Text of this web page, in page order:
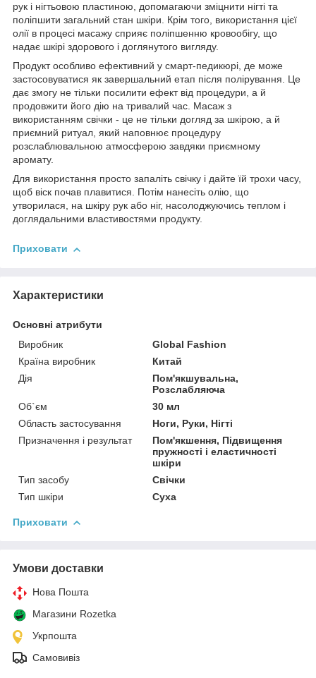
рук і нігтьовою пластиною, допомагаючи зміцнити нігті та
поліпшити загальний стан шкіри. Крім того, використання цієї
олії в процесі масажу сприяє поліпшенню кровообігу, що
надає шкірі здорового і доглянутого вигляду.
Продукт особливо ефективний у смарт-педикюрі, де може
застосовуватися як завершальний етап після полірування. Це
дає змогу не тільки посилити ефект від процедури, а й
продовжити його дію на тривалий час. Масаж з
використанням свічки - це не тільки догляд за шкірою, а й
приємний ритуал, який наповнює процедуру
розслаблювальною атмосферою завдяки приємному
аромату.
Для використання просто запаліть свічку і дайте їй трохи часу,
щоб віск почав плавитися. Потім нанесіть олію, що
утворилася, на шкіру рук або ніг, насолоджуючись теплом і
доглядальними властивостями продукту.
Приховати
Характеристики
Основні атрибути
Виробник
Global Fashion
Країна виробник
Китай
Дія
Пом'якшувальна,
Розслабляюча
Об`єм
30 мл
Область застосування
Ноги, Руки, Нігті
Призначення і результат
Пом'якшення, Підвищення
пружності і еластичності
шкіри
Тип засобу
Свічки
Тип шкіри
Суха
Приховати
Умови доставки
Нова Пошта
Магазини Rozetka
Укрпошта
Самовивіз